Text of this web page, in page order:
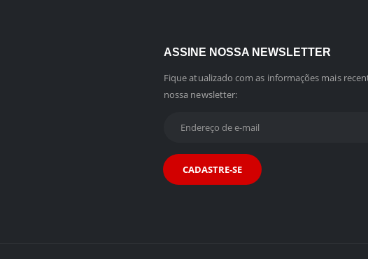
ASSINE NOSSA NEWSLETTER
Fique atualizado com as informações mais
nossa newsletter: